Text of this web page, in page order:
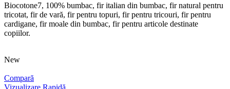
Biocotone7, 100% bumbac, fir italian din bumbac, fir natural pentru
tricotat, fir de vară, fir pentru topuri, fir pentru tricouri, fir pentru
cardigane, fir moale din bumbac, fir pentru articole destinate
copiilor.
New
Compară
Vizualizare Rapidă